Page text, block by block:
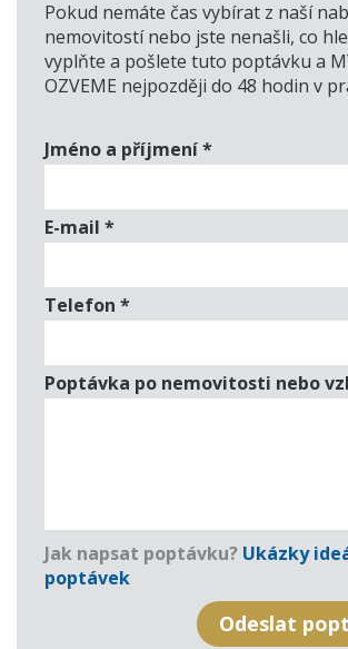
Pokud nemáte čas vybírat z naší
nemovitostí nebo jste nenašli, co
vyplňte a pošlete tuto poptávku a
OZVEME nejpozději do 48 hodin v
Jméno a příjmení*
E-mail *
Telefon *
Poptávka po nemovitosti nebo
Jak napsat poptávku? Ukázky
poptávek